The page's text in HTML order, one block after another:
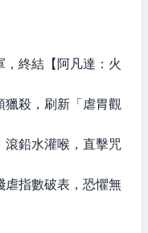
終結【阿凡達：火
殺，刷新「虐胃觀
鉛水灌喉，直擊咒
指數破表，恐懼無